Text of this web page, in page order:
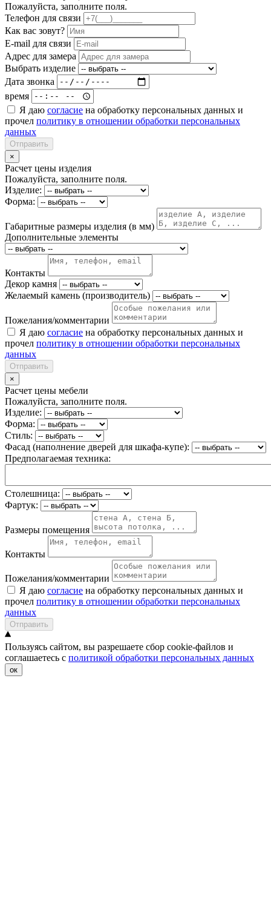
Пожалуйста, заполните поля.
Телефон для связи
Как вас зовут?
E-mail для связи
Адрес для замера
Выбрать изделие
Дата звонка
время
Я даю согласие на обработку персональных данных и
прочел политику в отношении обработки персональных
данных
Отправить
×
Расчет цены изделия
Пожалуйста, заполните поля.
Изделие:
Форма:
Габаритные размеры изделия (в мм)
Дополнительные элементы
Контакты
Декор камня
Желаемый камень (производитель)
Пожелания/комментарии
Я даю согласие на обработку персональных данных и
прочел политику в отношении обработки персональных
данных
Отправить
×
Расчет цены мебели
Пожалуйста, заполните поля.
Изделие:
Форма:
Стиль:
Фасад (наполнение дверей для шкафа-купе):
Предполагаемая техника:
Столешница:
Фартук:
Размеры помещения
Контакты
Пожелания/комментарии
Я даю согласие на обработку персональных данных и
прочел политику в отношении обработки персональных
данных
Отправить
Пользуясь сайтом, вы разрешаете сбор cookie-файлов и
соглашаетесь с политикой обработки персональных данных
ок